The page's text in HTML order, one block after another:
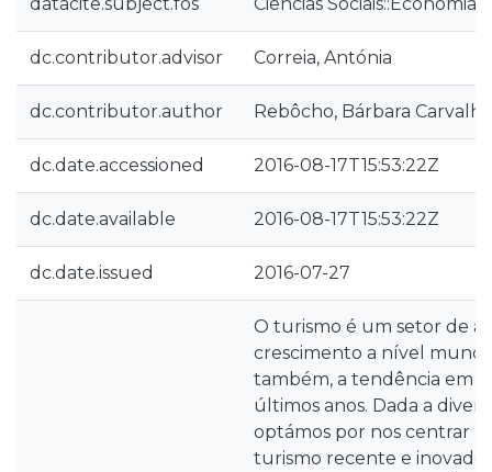
dc.contributor.advisor Correia, Antónia
dc.contributor.author Rebôcho, Bárbara Carvalho
dc.date.accessioned 2016-08-17T15:53:22Z
dc.date.available 2016-08-17T15:53:22Z
dc.date.issued 2016-07-27
O turismo é um setor de
crescimento a nível
também, a tendência em
últimos anos. Dada a
optámos por nos centrar
turismo recente e